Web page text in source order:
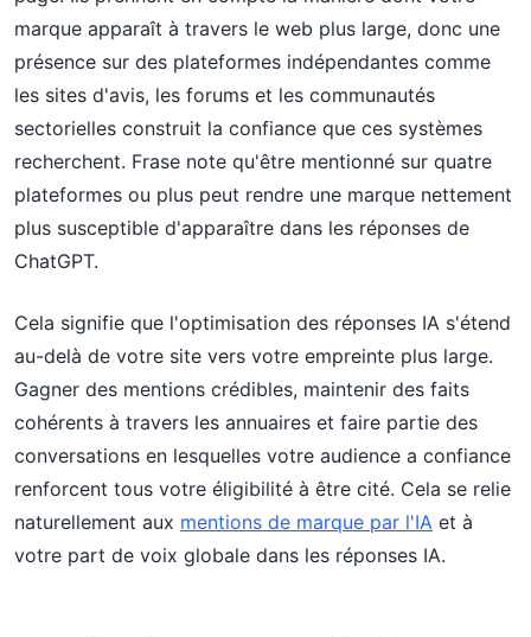
marque apparaît à travers le web plus large, donc une
présence sur des plateformes indépendantes comme
les sites d'avis, les forums et les communautés
sectorielles construit la confiance que ces systèmes
recherchent. Frase note qu'être mentionné sur quatre
plateformes ou plus peut rendre une marque nettement
plus susceptible d'apparaître dans les réponses de
ChatGPT.
Cela signifie que l'optimisation des réponses IA s'étend
au-delà de votre site vers votre empreinte plus large.
Gagner des mentions crédibles, maintenir des faits
cohérents à travers les annuaires et faire partie des
conversations en lesquelles votre audience a confiance
renforcent tous votre éligibilité à être cité. Cela se relie
naturellement aux mentions de marque par l'IA et à
votre part de voix globale dans les réponses IA.